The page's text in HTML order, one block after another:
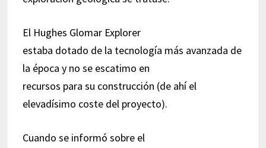
El Hughes Glomar Explorer
estaba dotado de la tecnología más avanzada de
la época y no se escatimo en
recursos para su construcción (de ahí el
elevadísimo coste del proyecto).
Cuando se informó sobre el